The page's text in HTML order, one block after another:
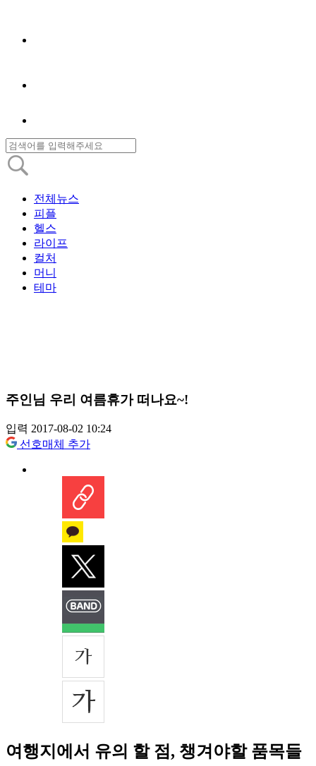
전체뉴스
피플
헬스
라이프
컬처
머니
테마
주인님 우리 여름휴가 떠나요~!
입력 2017-08-02 10:24
선호매체 추가
여행지에서 유의 할 점, 챙겨야할 품목들